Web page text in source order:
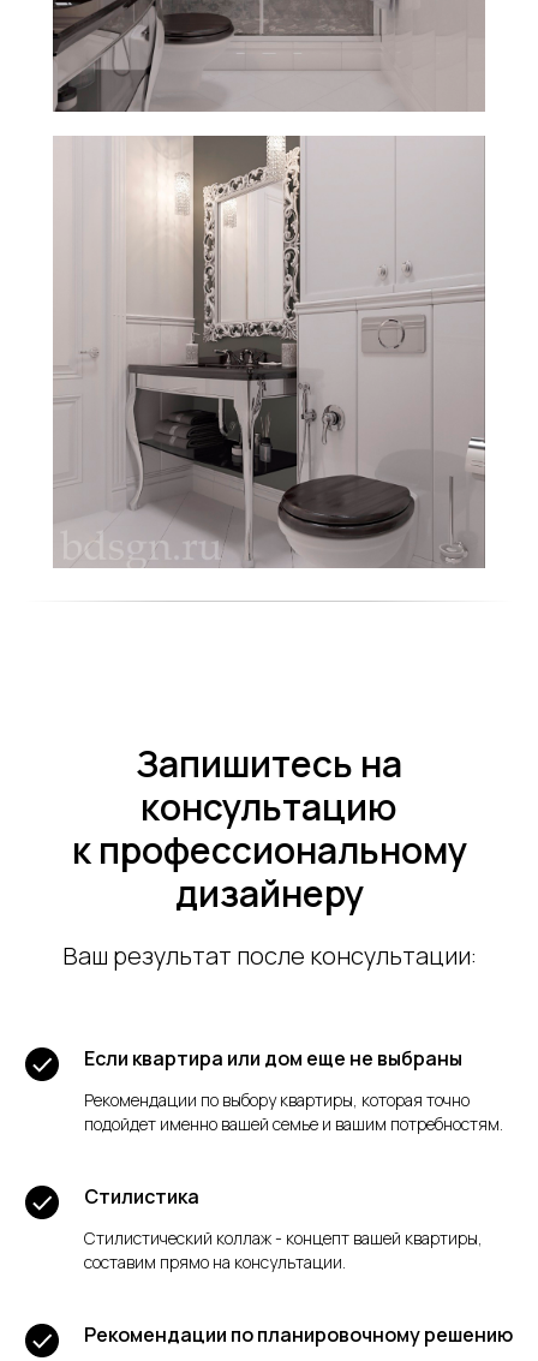
Запишитесь на
консультацию
к профессиональному
дизайнеру
Ваш результат после консультации:
Если квартира или дом еще не выбраны
Рекомендации по выбору квартиры, которая точно
подойдет именно вашей семье и вашим потребностям.
Стилистика
Стилистический коллаж - концепт вашей квартиры,
составим прямо на консультации.
Рекомендации по планировочному решению